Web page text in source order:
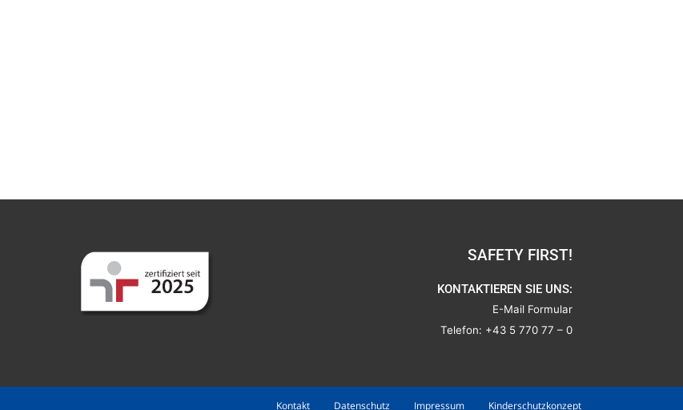
SAFETY FIRST!
KONTAKTIEREN SIE UNS:
E-Mail Formular
Telefon: +43 5 770 77 – 0
Kontakt Datenschutz Impressum Kinderschutzkonzept